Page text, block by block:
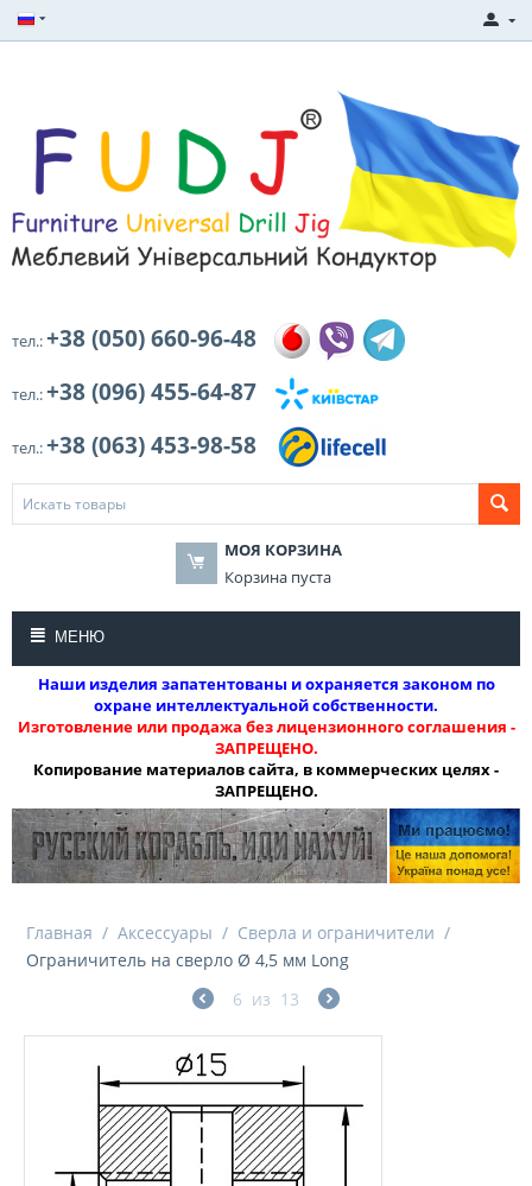
тел.:+38 (050) 660-96-48
тел.:+38 (096) 455-64-87
тел.:+38 (063) 453-98-58
МОЯ КОРЗИНА
Корзина пуста
МЕНЮ
Наши изделия запатентованы и охраняется законом по
охране интеллектуальной собственности.
Изготовление или продажа без лицензионного соглашения -
ЗАПРЕЩЕНО.
Копирование материалов сайта, в коммерческих целях -
ЗАПРЕЩЕНО.
Главная / Аксессуары / Сверла и ограничители /
Ограничитель на сверло Ø 4,5 мм Long
6 из 13